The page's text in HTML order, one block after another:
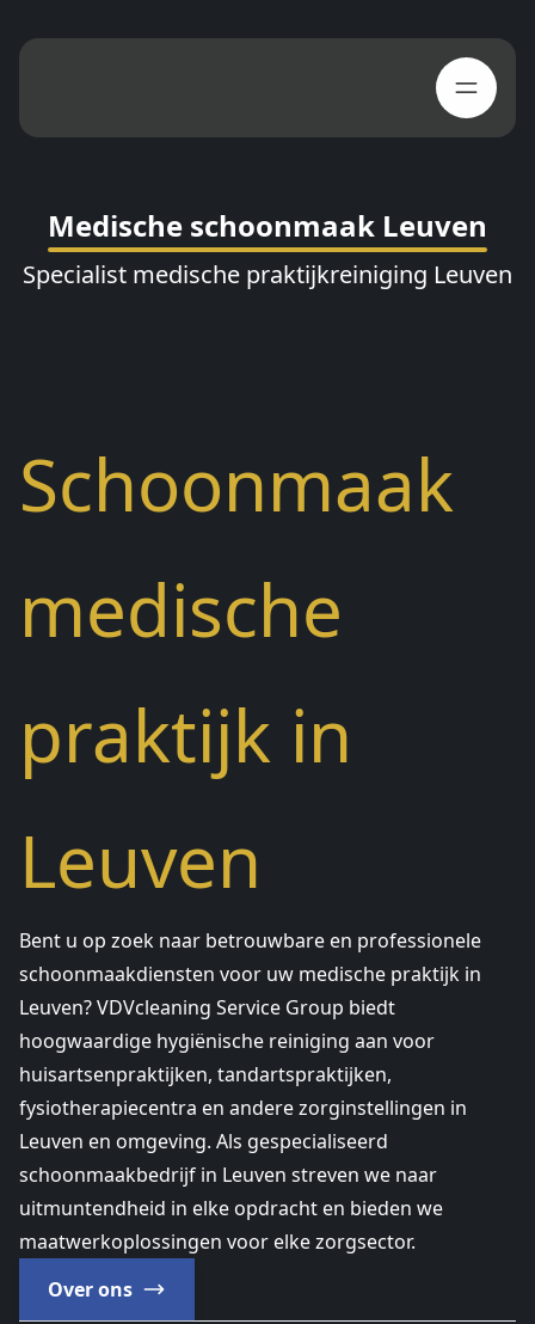
Medische schoonmaak Leuven
Specialist medische praktijkreiniging Leuven
Schoonmaak
medische
praktijk in
Leuven
Bent u op zoek naar betrouwbare en professionele
schoonmaakdiensten voor uw medische praktijk in
Leuven? VDVcleaning Service Group biedt
hoogwaardige hygiënische reiniging aan voor
huisartsenpraktijken, tandartspraktijken,
fysiotherapiecentra en andere zorginstellingen in
Leuven en omgeving. Als gespecialiseerd
schoonmaakbedrijf in Leuven streven we naar
uitmuntendheid in elke opdracht en bieden we
maatwerkoplossingen voor elke zorgsector.
Over ons